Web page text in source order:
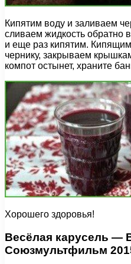
Кипятим воду и заливаем
сливаем жидкость обратно
и еще раз кипятим.
чернику, закрываем
компот остынет, храните
Хорошего здоровья!
Весёлая карусель —
Союзмультфильм